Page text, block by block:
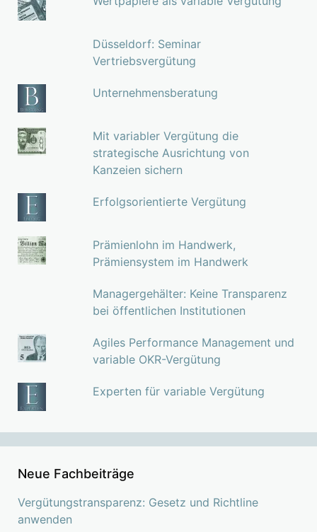
Düsseldorf: Seminar
Vertriebsvergütung
Unternehmensberatung
Mit variabler Vergütung die
strategische Ausrichtung von
Kanzeien sichern
Erfolgsorientierte Vergütung
Prämienlohn im Handwerk,
Prämiensystem im Handwerk
Managergehälter: Keine Transparenz
bei öffentlichen Institutionen
Agiles Performance Management und
variable OKR-Vergütung
Experten für variable Vergütung
Neue Fachbeiträge
Vergütungstransparenz: Gesetz und Richtline
anwenden